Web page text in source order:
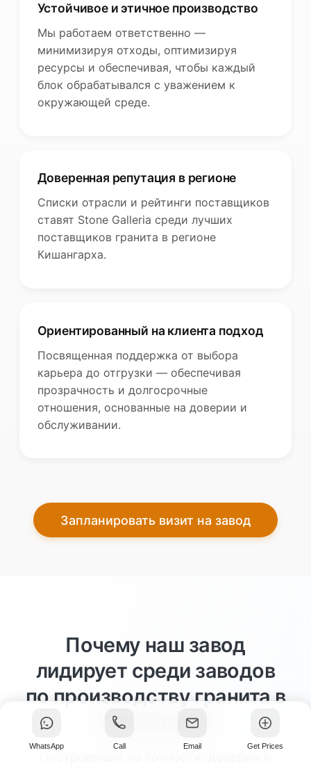
Устойчивое и этичное производство
Мы работаем ответственно —
минимизируя отходы, оптимизируя
ресурсы и обеспечивая, чтобы каждый
блок обрабатывался с уважением к
окружающей среде.
Доверенная репутация в регионе
Списки отрасли и рейтинги поставщиков
ставят Stone Galleria среди лучших
поставщиков гранита в регионе
Кишангарха.
Ориентированный на клиента подход
Посвященная поддержка от выбора
карьера до отгрузки — обеспечивая
прозрачность и долгосрочные
отношения, основанные на доверии и
обслуживании.
Запланировать визит на завод
Почему наш завод
лидирует среди заводов
по производству гранита в
Кишангархе
WhatsApp Call Email Get Prices